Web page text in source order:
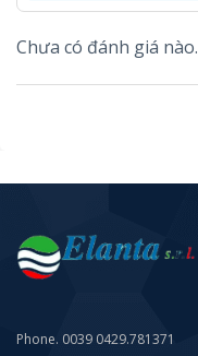
Chưa có đánh giá nào.
Phone. 0039 0429.781371